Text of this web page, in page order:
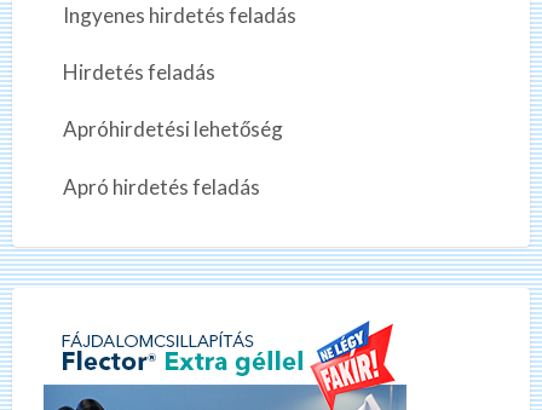
Ingyenes hirdetés feladás
Hirdetés feladás
Apróhirdetési lehetőség
Apró hirdetés feladás